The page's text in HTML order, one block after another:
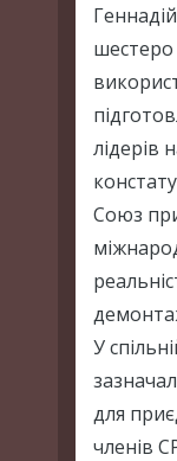
шестеро
лідерів
Союз
У
для
членів